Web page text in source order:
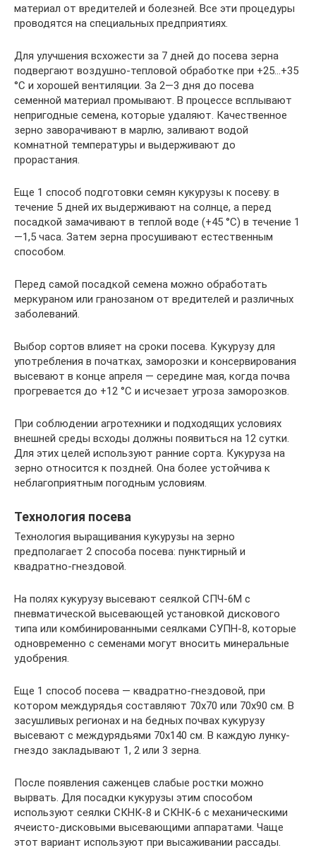
материал от вредителей и болезней. Все эти процедуры
проводятся на специальных предприятиях.
Для улучшения всхожести за 7 дней до посева зерна
подвергают воздушно-тепловой обработке при +25…+35
°С и хорошей вентиляции. За 2—3 дня до посева
семенной материал промывают. В процессе всплывают
непригодные семена, которые удаляют. Качественное
зерно заворачивают в марлю, заливают водой
комнатной температуры и выдерживают до
прорастания.
Еще 1 способ подготовки семян кукурузы к посеву: в
течение 5 дней их выдерживают на солнце, а перед
посадкой замачивают в теплой воде (+45 °С) в течение 1
—1,5 часа. Затем зерна просушивают естественным
способом.
Перед самой посадкой семена можно обработать
меркураном или гранозаном от вредителей и различных
заболеваний.
Выбор сортов влияет на сроки посева. Кукурузу для
употребления в початках, заморозки и консервирования
высевают в конце апреля — середине мая, когда почва
прогревается до +12 °С и исчезает угроза заморозков.
При соблюдении агротехники и подходящих условиях
внешней среды всходы должны появиться на 12 сутки.
Для этих целей используют ранние сорта. Кукуруза на
зерно относится к поздней. Она более устойчива к
неблагоприятным погодным условиям.
Технология посева
Технология выращивания кукурузы на зерно
предполагает 2 способа посева: пунктирный и
квадратно-гнездовой.
На полях кукурузу высевают сеялкой СПЧ-6М с
пневматической высевающей установкой дискового
типа или комбинированными сеялками СУПН-8, которые
одновременно с семенами могут вносить минеральные
удобрения.
Еще 1 способ посева — квадратно-гнездовой, при
котором междурядья составляют 70х70 или 70х90 см. В
засушливых регионах и на бедных почвах кукурузу
высевают с междурядьями 70х140 см. В каждую лунку-
гнездо закладывают 1, 2 или 3 зерна.
После появления саженцев слабые ростки можно
вырвать. Для посадки кукурузы этим способом
используют сеялки СКНК-8 и СКНК-6 с механическими
ячеисто-дисковыми высевающими аппаратами. Чаще
этот вариант используют при высаживании рассады.